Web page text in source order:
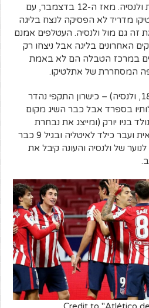
חוזרת הביתה כדי לפגוש את ולנסיה. מאז ה-12 בדצמבר, עם
מדריד לא הפסיקה לנצח בליגה
זה גם מול ולנסיה. העטלפים אמנם
האחרונים בליגה אבל ניצחו רק
במרכז הטבלה הם לא באמת
המסחררת של אתלטיקו.
יונוס מוסא (18, ולנסיה) – כישרון התקפי נהדר
בספרד אבל כבר השיג מקום
בניו יורק (ומייצג את נבחרת
ארצות הברית) למשפחה גנאית ועבר כילד לאיטליה ובגיל 9 כבר
של ולנסיה והעונה קיבל את